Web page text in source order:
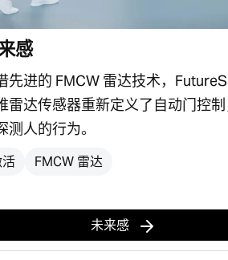
感
先进的 FMCW 雷达技术，
雷达传感器重新定义了自动门控
测人的行为。
FMCW 雷达
未来感